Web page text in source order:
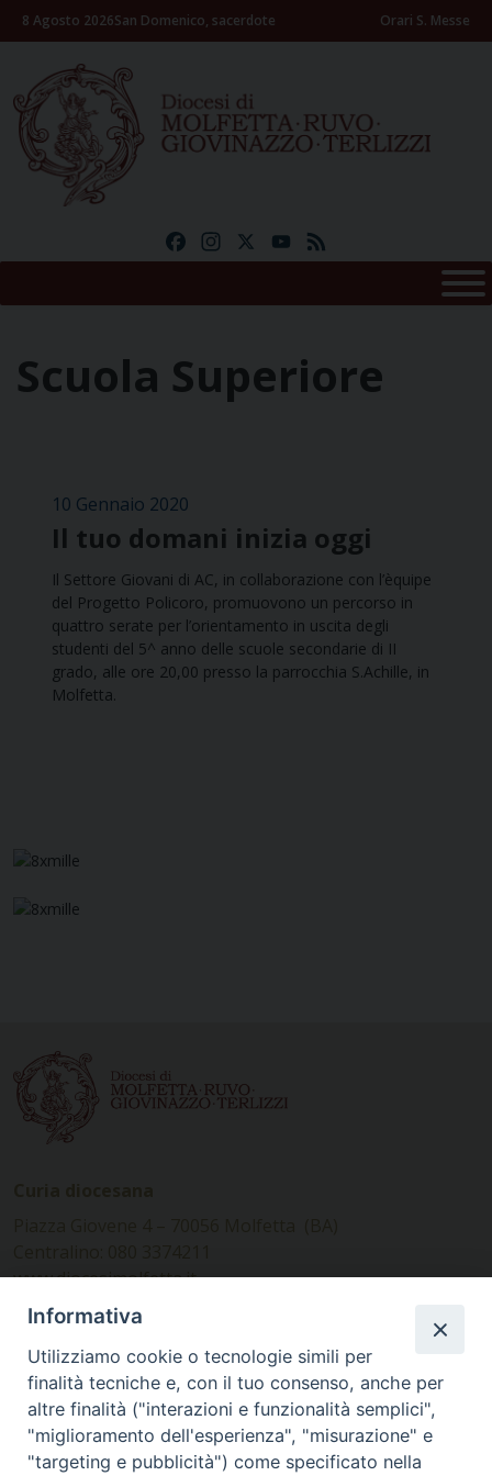
Skip8 Agosto 2026San Domenico, sacerdote Orari S. Messe
FacebookInstagramYouTube
Scuola Superiore
10 Gennaio 2020
Il tuo domani inizia oggi
Il Settore Giovani di AC, in collaborazione con l’èquipe
del Progetto Policoro, promuovono un percorso in
quattro serate per l’orientamento in uscita degli
studenti del 5^ anno delle scuole secondarie di II
grado, alle ore 20,00 presso la parrocchia S.Achille, in
Molfetta.
www.diocesimolfetta.it –
diocesimolfetta@pec.chiesacattolica.it
Ufficio Comunicazioni sociali
Piazza Giovene 4 – 70056 Molfetta (BA)
comunicazionisociali@diocesimolfetta.it
Informativa
Utilizziamo cookie o tecnologie simili per
finalità tecniche e, con il tuo consenso, anche per
altre finalità ("interazioni e funzionalità semplici",
"miglioramento dell'esperienza", "misurazione" e
"targeting e pubblicità") come specificato nella